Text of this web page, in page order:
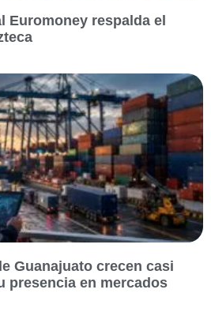
Euromoney respalda el
Guanajuato crecen casi
presencia en mercados